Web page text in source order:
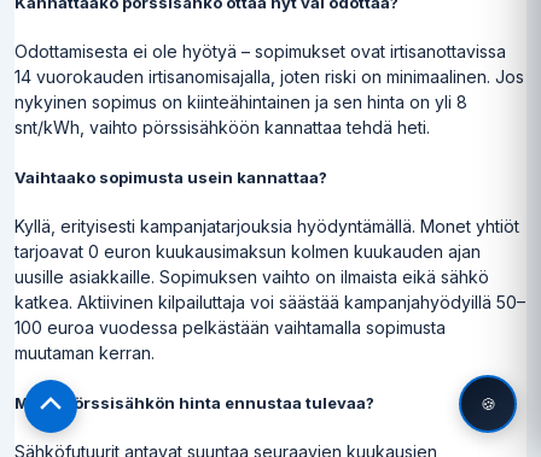
Odottamisesta ei ole hyötyä – sopimukset ovat irtisanottavissa
14 vuorokauden irtisanomisajalla, joten riski on minimaalinen. Jos
nykyinen sopimus on kiinteähintainen ja sen hinta on yli 8
snt/kWh, vaihto pörssisähköön kannattaa tehdä heti.
Vaihtaako sopimusta usein kannattaa?
Kyllä, erityisesti kampanjatarjouksia hyödyntämällä. Monet yhtiöt
tarjoavat 0 euron kuukausimaksun kolmen kuukauden ajan
uusille asiakkaille. Sopimuksen vaihto on ilmaista eikä sähkö
katkea. Aktiivinen kilpailuttaja voi säästää kampanjahyödyillä 50–
100 euroa vuodessa pelkästään vaihtamalla sopimusta
muutaman kerran.
Miten pörssisähkön hinta ennustaa tulevaa?
Sähköfutuurit antavat suuntaa seuraavien kuukausien
🍪
Scroll
to